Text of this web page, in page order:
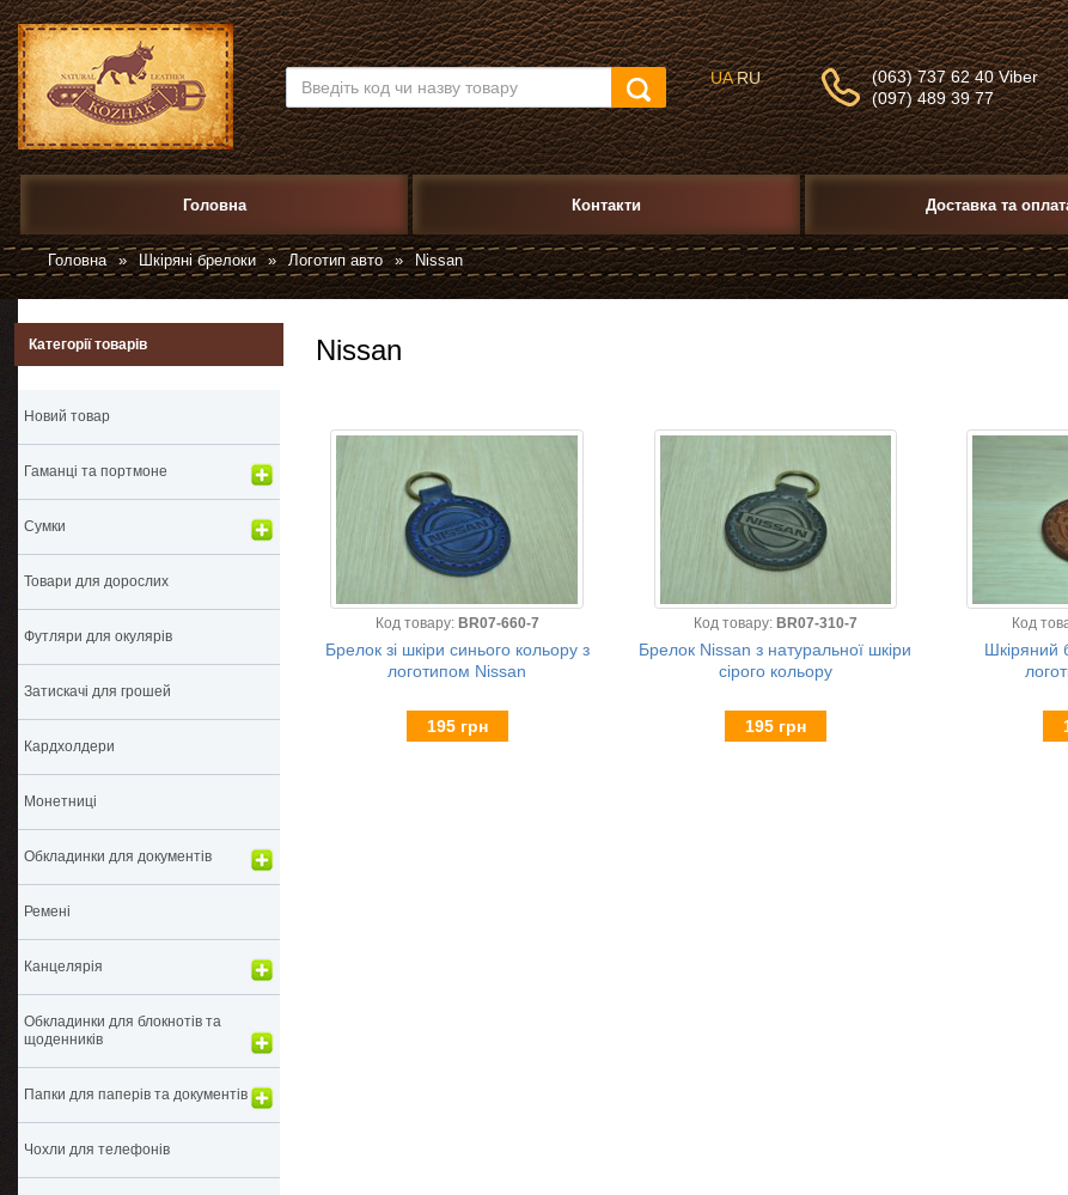
(063) 737 62 40 Viber
(097) 489 39 77
UA RU
Головна Контакти Доставка та
Головна » Шкіряні брелоки » Логотип авто » Nissan
Категорії товарів
Новий товар
Гаманці та портмоне
Сумки
Товари для дорослих
Футляри для окулярів
Затискачі для грошей
Кардхолдери
Монетниці
Обкладинки для документів
Ремені
Канцелярія
Обкладинки для блокнотів та
щоденників
Папки для паперів та документів
Чохли для телефонів
Nissan
Код товару: BR07-660-7
Брелок зі шкіри синього кольору з
логотипом Nissan
195 грн
Код товару: BR07-310-7
Брелок Nissan з натуральної шкіри
сірого кольору
195 грн
Код
Шкіряний